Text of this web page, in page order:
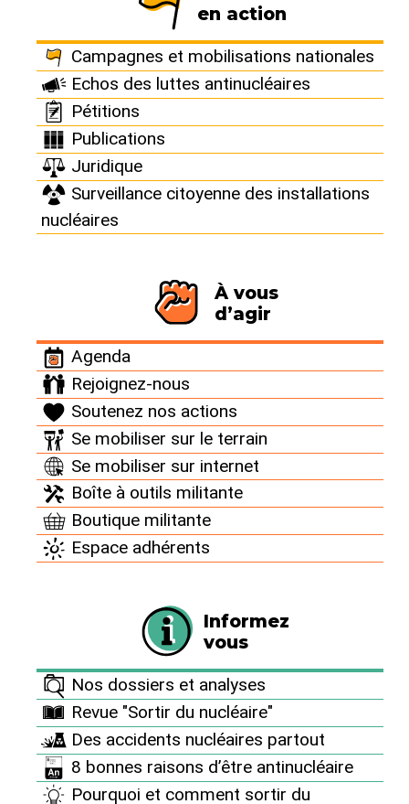
en action
Campagnes et mobilisations nationales
Echos des luttes antinucléaires
Pétitions
Publications
Juridique
Surveillance citoyenne des installations
nucléaires
À vous
d’agir
Agenda
Rejoignez-nous
Soutenez nos actions
Se mobiliser sur le terrain
Se mobiliser sur internet
Boîte à outils militante
Boutique militante
Espace adhérents
Informez
vous
Nos dossiers et analyses
Revue "Sortir du nucléaire"
Des accidents nucléaires partout
8 bonnes raisons d’être antinucléaire
Pourquoi et comment sortir du
Européen) est souvent
présenté comme l’avenir de la
filière nucléaire. En réalité, il
concentre les principales failles
de l’industrie nucléaire.
Retards, coûts colossaux,
risques en matière de sûreté…
Interpellons l’Autorité de
sûreté nucléaire pour qu’elle
ne valide pas la cuve
défectueuse de l’EPR !
L’EPR démarrera-
t-il un jour ?
8 avril 2015 |
ni à Penly ni ailleurs, association membre du
Réseau "Sortir du nucléaire" siégeant à la CLIN
La nouvelle s’est répandue partout[1]. La cuve de
l’EPR de Flamanville posséderait des défauts
majeurs. Couvercle et fonds de cuve présenteraient
"une concentration importante en carbone et